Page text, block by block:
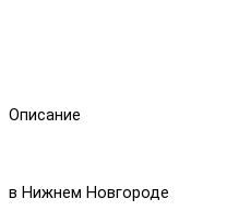
Описание
в Нижнем Новгороде